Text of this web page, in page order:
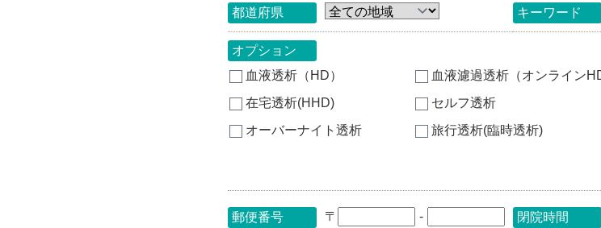
都道府県 キーワード
オプション
血液透析（HD）
血液濾過透析（オンライン
在宅透析(HHD)
セルフ透析
オーバーナイト透析
旅行透析(臨時透析)
郵便番号 〒 - 閉院時間